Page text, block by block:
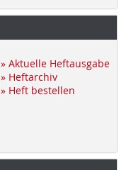
» Aktuelle Heftausgabe
» Heftarchiv
» Heft bestellen